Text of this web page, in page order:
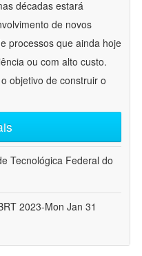
décadas estará
de novos
processos que ainda hoje
ou com alto custo.
objetivo de construir o
Tecnológica Federal do
2023-Mon Jan 31